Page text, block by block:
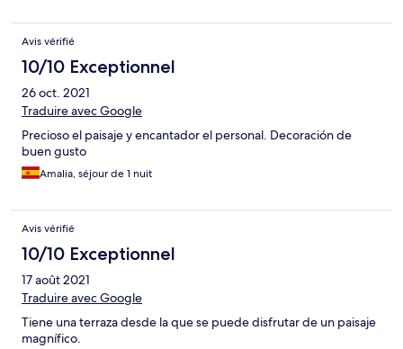
Avis vérifié
10/10 Exceptionnel
26 oct. 2021
Traduire avec Google
Precioso el paisaje y encantador el personal. Decoración de
buen gusto
Amalia, séjour de 1 nuit
Avis vérifié
10/10 Exceptionnel
17 août 2021
Traduire avec Google
Tiene una terraza desde la que se puede disfrutar de un paisaje
magnífico.